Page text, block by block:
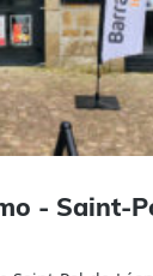
- Saint-